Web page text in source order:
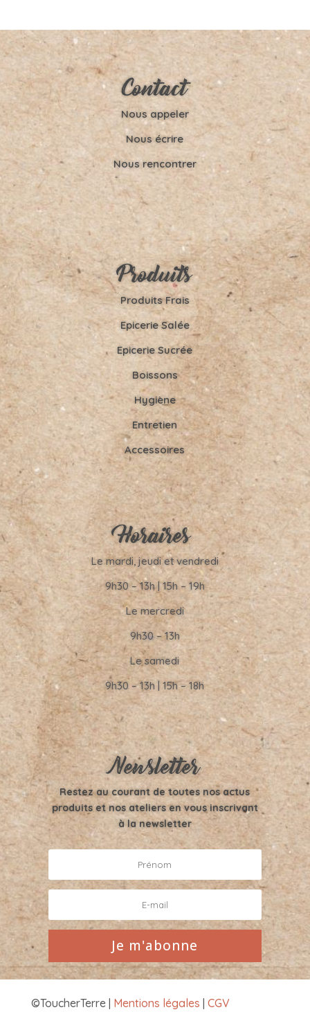
Contact
Nous appeler
Nous écrire
Nous rencontrer
Produits
Produits Frais
Epicerie Salée
Epicerie Sucrée
Boissons
Hygiène
Entretien
Accessoires
Horaires
Le mardi, jeudi et vendredi
9h30 – 13h | 15h – 19h
Le mercredi
9h30 – 13h
Le samedi
9h30 – 13h | 15h – 18h
Newsletter
Restez au courant de toutes nos actus
produits et nos ateliers en vous inscrivant
à la newsletter
Je m'abonne
©ToucherTerre | Mentions légales | CGV